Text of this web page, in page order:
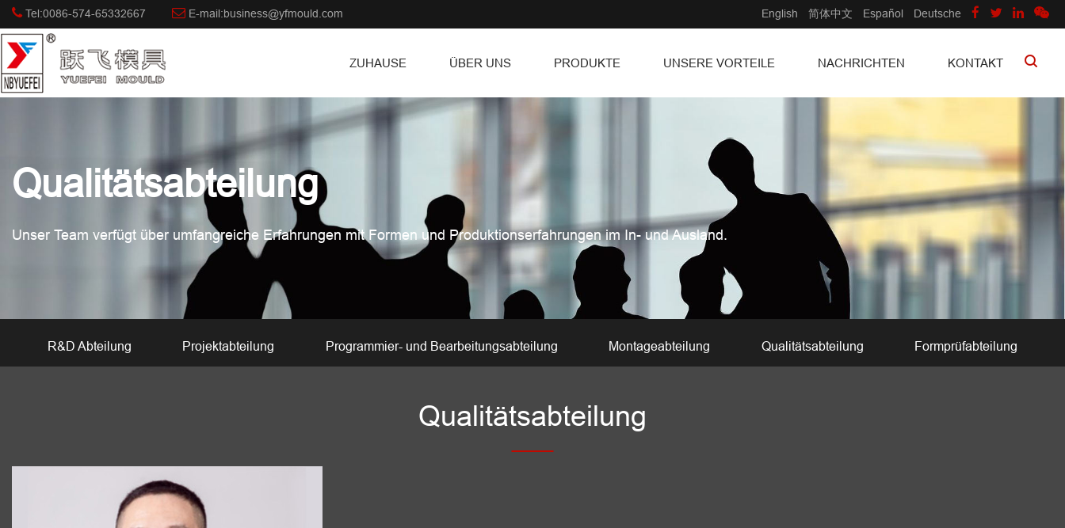
Tel:0086-574-65332667 E-mail:business@yfmould.com English 简体中文 Español Deutsche
ZUHAUSE ÜBER UNS PRODUKTE UNSERE VORTEILE NACHRICHTEN KONTAKT
Qualitätsabteilung
Unser Team verfügt über umfangreiche Erfahrungen mit Formen und Produktionserfahrungen im In- und Ausland.
R&D Abteilung Projektabteilung Programmier- und Bearbeitungsabteilung Montageabteilung Qualitätsabteilung Formprüfabteilung
Qualitätsabteilung